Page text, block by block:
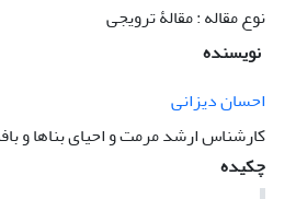
نوع مقاله : مقالۀ ترویجی
نویسنده
احسان دیزانی
کارشناس ارشد مرمت و احیای بناها و
چکیده